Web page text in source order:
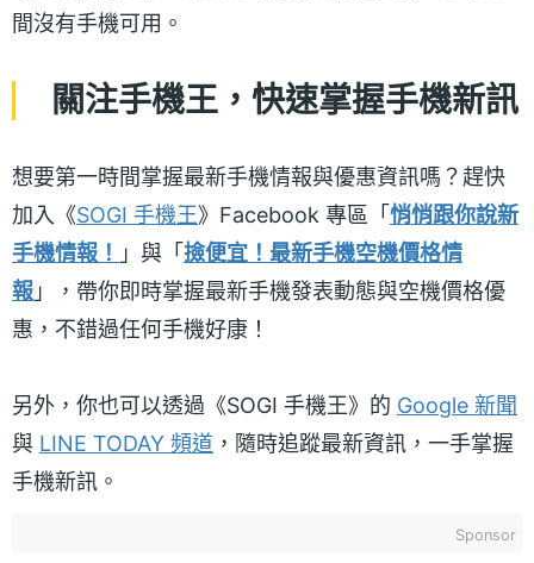
間沒有手機可用。
關注手機王，快速掌握手機新訊
想要第一時間掌握最新手機情報與優惠資訊嗎？趕快
加入《SOGI 手機王》Facebook 專區「 悄悄跟你說新
手機情報！ 」與「 撿便宜！最新手機空機價格情
報 」，帶你即時掌握最新手機發表動態與空機價格優
惠，不錯過任何手機好康！
另外，你也可以透過《SOGI 手機王》的 Google 新聞
與 LINE TODAY 頻道 ，隨時追蹤最新資訊，一手掌握
手機新訊。
Sponsor